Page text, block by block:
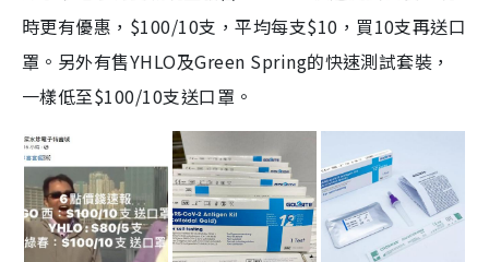
時更有優惠，$100/10支，平均每支$10，買10支再送口
罩。另外有售YHLO及Green Spring的快速測試套裝，
一樣低至$100/10支送口罩。